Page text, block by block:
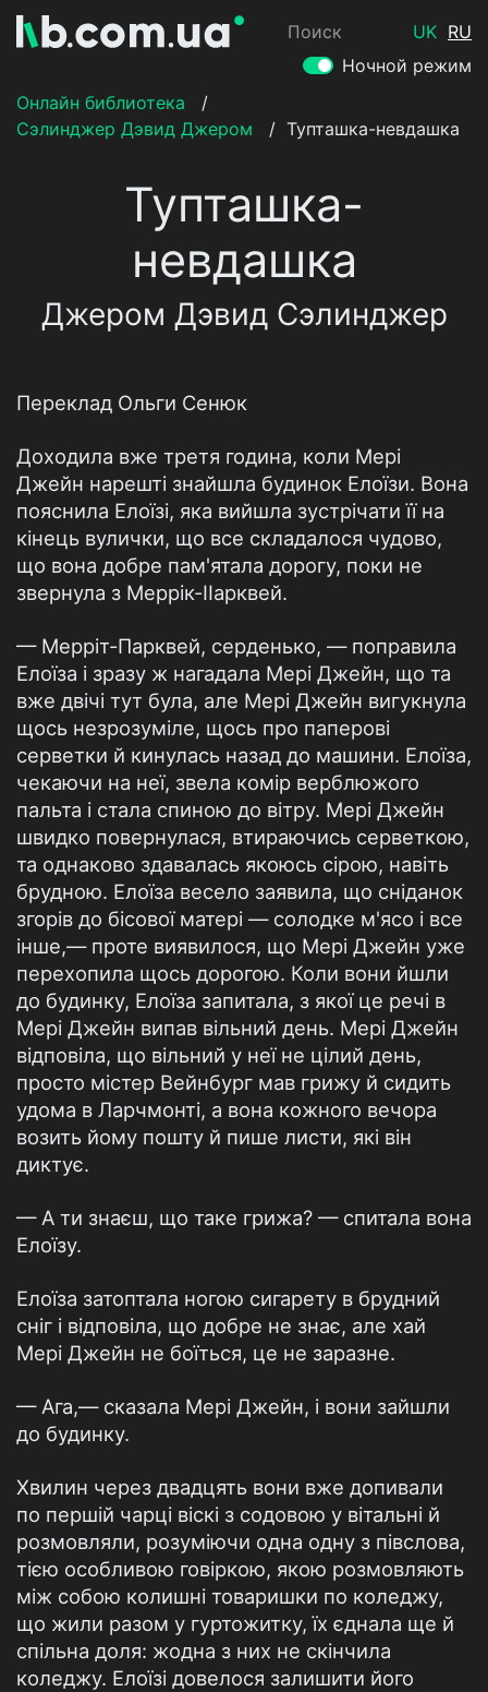
Поиск UK RU
Ночной режим
Онлайн библиотека
/
Сэлинджер Дэвид Джером
/ Тупташка-невдашка
Тупташка-
невдашка
Джером Дэвид Сэлинджер
Переклад Ольги Сенюк
Доходила вже третя година, коли Мері
Джейн нарешті знайшла будинок Елоїзи. Вона
пояснила Елоїзі, яка вийшла зустрічати її на
кінець вулички, що все складалося чудово,
що вона добре пам'ятала дорогу, поки не
звернула з Меррік-ІІарквей.
— Мерріт-Парквей, серденько, — поправила
Елоїза і зразу ж нагадала Мері Джейн, що та
вже двічі тут була, але Мері Джейн вигукнула
щось незрозуміле, щось про паперові
серветки й кинулась назад до машини. Елоїза,
чекаючи на неї, звела комір верблюжого
пальта і стала спиною до вітру. Мері Джейн
швидко повернулася, втираючись серветкою,
та однаково здавалась якоюсь сірою, навіть
брудною. Елоїза весело заявила, що сніданок
згорів до бісової матері — солодке м'ясо і все
інше,— проте виявилося, що Мері Джейн уже
перехопила щось дорогою. Коли вони йшли
до будинку, Елоїза запитала, з якої це речі в
Мері Джейн випав вільний день. Мері Джейн
відповіла, що вільний у неї не цілий день,
просто містер Вейнбург мав грижу й сидить
удома в Ларчмонті, а вона кожного вечора
возить йому пошту й пише листи, які він
диктує.
— А ти знаєш, що таке грижа? — спитала вона
Елоїзу.
Елоїза затоптала ногою сигарету в брудний
сніг і відповіла, що добре не знає, але хай
Мері Джейн не боїться, це не заразне.
— Ага,— сказала Мері Джейн, і вони зайшли
до будинку.
Хвилин через двадцять вони вже допивали
по першій чарці віскі з содовою у вітальні й
розмовляли, розуміючи одна одну з півслова,
тією особливою говіркою, якою розмовляють
між собою колишні товаришки по коледжу,
що жили разом у гуртожитку, їх єднала ще й
спільна доля: жодна з них не скінчила
коледжу. Елоїзі довелося залишити його